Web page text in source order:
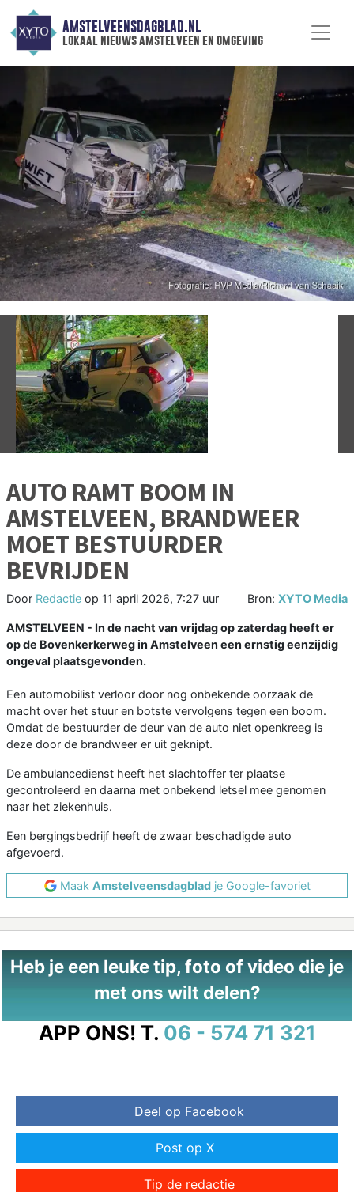
AMSTELVEENSDAGBLAD.NL
lokaal nieuws amstelveen en omgeving
Vorige
AUTO RAMT BOOM IN
AMSTELVEEN, BRANDWEER
MOET BESTUURDER
BEVRIJDEN
Door Redactie op 11 april 2026, 7:27 uur Bron: XYTO Media
AMSTELVEEN - In de nacht van vrijdag op zaterdag heeft er
op de Bovenkerkerweg in Amstelveen een ernstig eenzijdig
ongeval plaatsgevonden.
Een automobilist verloor door nog onbekende oorzaak de
macht over het stuur en botste vervolgens tegen een boom.
Omdat de bestuurder de deur van de auto niet openkreeg is
deze door de brandweer er uit geknipt.
De ambulancedienst heeft het slachtoffer ter plaatse
gecontroleerd en daarna met onbekend letsel mee genomen
naar het ziekenhuis.
Een bergingsbedrijf heeft de zwaar beschadigde auto
afgevoerd.
Maak Amstelveensdagbladje Google-favoriet
Heb je een leuke tip, foto of video die je
met ons wilt delen?
APP ONS! T. 06 - 574 71 321
Deel op Facebook
Post op X
Tip de redactie